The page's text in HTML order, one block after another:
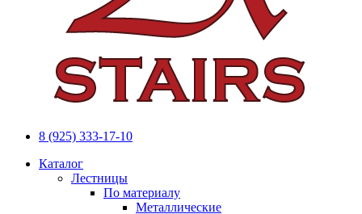
8 (925) 333-17-10
Каталог
Лестницы
По материалу
Металлические